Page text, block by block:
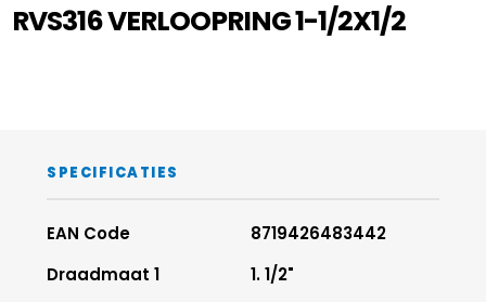
RVS316 VERLOOPRING 1-1/2X1/2
SPECIFICATIES
EAN Code
8719426483442
Draadmaat 1
1. 1/2"